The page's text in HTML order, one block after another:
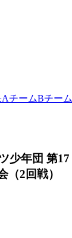
AチームBチーム
少年団 第17
（2回戦）